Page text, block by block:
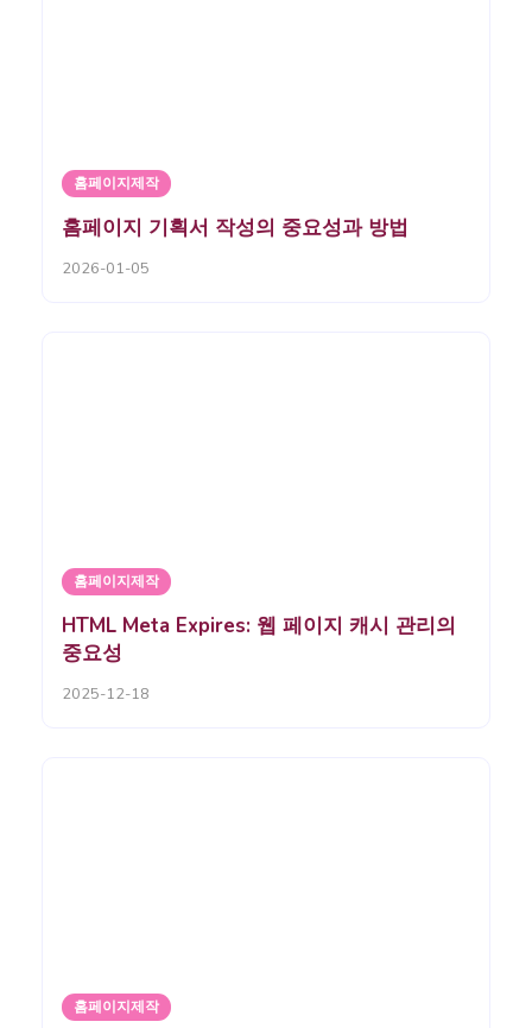
홈페이지제작
홈페이지 기획서 작성의 중요성과 방법
2026-01-05
홈페이지제작
HTML Meta Expires: 웹 페이지 캐시 관리의
중요성
2025-12-18
홈페이지제작